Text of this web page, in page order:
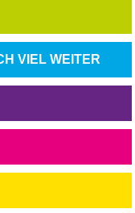
VIEL WEITER